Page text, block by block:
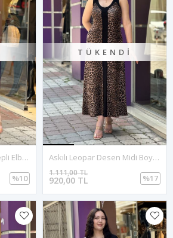
Geniş Yaka Altı Pileli Cepli Elbise-Siyah
%10
TÜKENDI
Askılı Leopar Desen Midi Boy Elbise-Kahve
920,00 TL
1.111,00 TL
%17